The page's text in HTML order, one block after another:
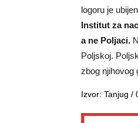
logoru je
Institut za
a ne Poljaci.
Poljskoj.
zbog njihovog
Izvor: Tanjug /